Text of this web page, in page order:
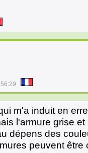
m'a induit en
l'armure grise
dépens des
peuvent